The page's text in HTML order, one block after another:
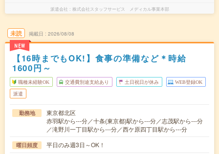
派遣会社 株式会社スタッフサービス メディカル事業本部
未読
NEW
掲載日 2026/08/08
【16時までもOK!】食事の準備など＊時給
1600円～
職種未経験OK 交通費別途支給あり 土日祝日が休み WEB登録OK
派遣
勤務地
東京都北区
赤羽駅から---分／十条(東京都)駅から---分／志茂駅から---分
／滝野川一丁目駅から---分／西ケ原四丁目駅から---分
曜日頻度 平日のみ週3日～OK！